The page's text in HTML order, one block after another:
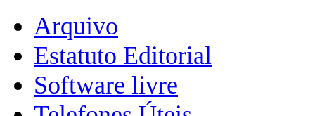
Arquivo
Estatuto Editorial
Software livre